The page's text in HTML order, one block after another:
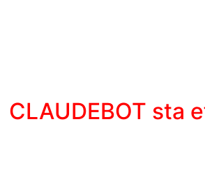
CLAUDEBOT sta